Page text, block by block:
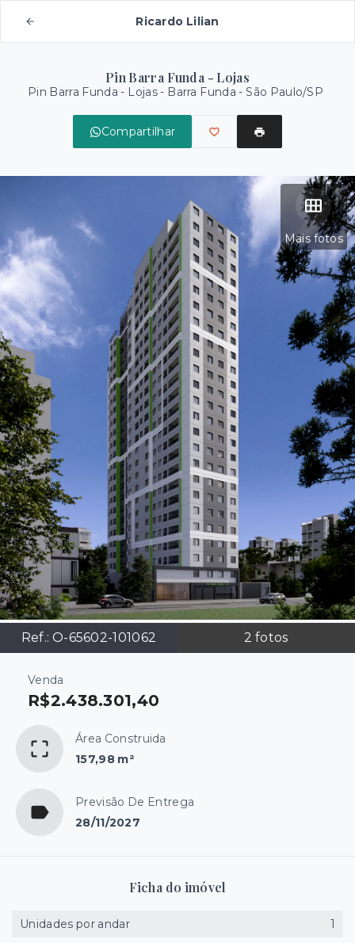
Ricardo Lilian
Pin Barra Funda - Lojas
Pin Barra Funda - Lojas - Barra Funda - São Paulo/SP
Compartilhar
Mais fotos
Ref.: O-65602-101062 2 fotos
Venda
R$2.438.301,40
Área Construida
157,98 m²
Previsão De Entrega
28/11/2027
Ficha do imóvel
Unidades por andar
1